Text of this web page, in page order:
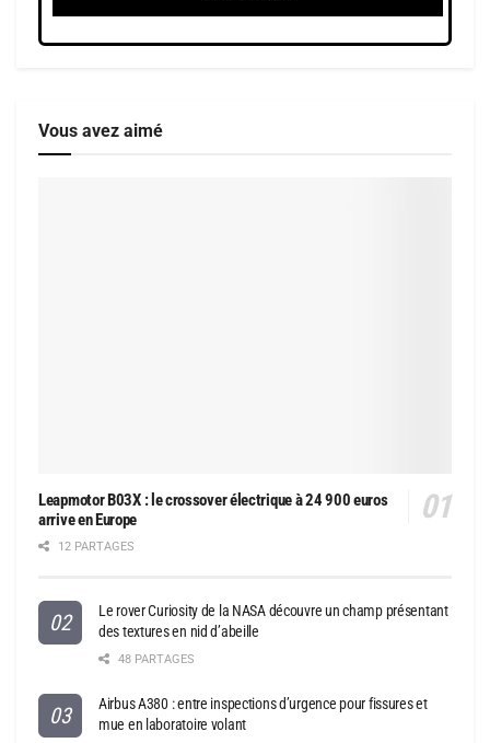
Vous avez aimé
Leapmotor B03X : le crossover électrique à 24 900 euros
arrive en Europe
12 PARTAGES
Le rover Curiosity de la NASA découvre un champ présentant
des textures en nid d’abeille
48 PARTAGES
Airbus A380 : entre inspections d’urgence pour fissures et
mue en laboratoire volant